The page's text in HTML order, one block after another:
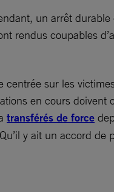
un arrêt
rendus coupables
sur les
en cours
transférés de force
y ait un accord de